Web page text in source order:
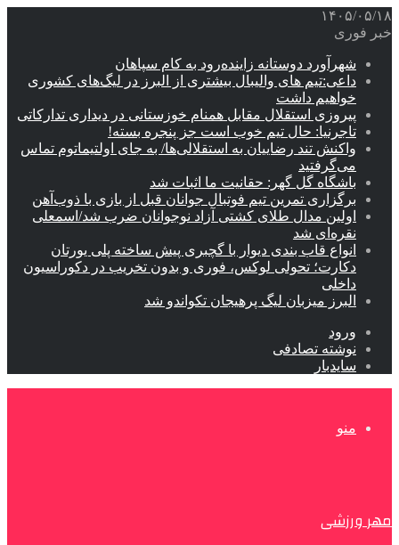
۱۴۰۵/۰۵/۱۸
خبر فوری
شهرآورد دوستانه زاینده‌رود به کام سپاهان
داعی:تیم های والیبال بیشتری از البرز در لیگ‌های کشوری
خواهیم داشت
پیروزی استقلال مقابل همنام خوزستانی در دیداری تدارکاتی
تاجرنیا: حال تیم خوب است جز پنجره بسته!
واکنش تند رضاییان به استقلالی‌ها/ به جای اولتیماتوم تماس
می‌گرفتید
باشگاه گل گهر: حقانیت ما اثبات شد
برگزاری تمرین تیم فوتبال جوانان قبل از بازی با ذوب‌آهن
اولین مدال طلای کشتی آزاد نوجوانان ضرب شد/اسمعلی
نقره‌ای شد
انواع قاب بندی دیوار با گچبری پیش ساخته پلی یورتان
دکارت؛ تحولی لوکس، فوری و بدون تخریب در دکوراسیون
داخلی
البرز میزبان لیگ پرهیجان تکواندو شد
ورود
نوشته تصادفی
سایدبار
منو
مهر ورزشی